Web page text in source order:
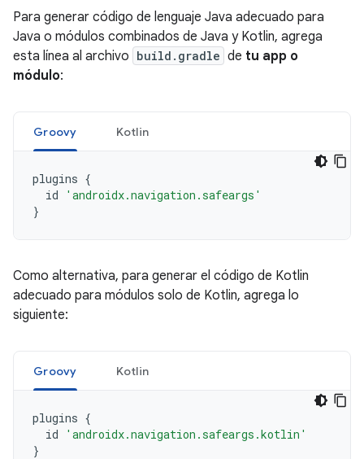
Para generar código de lenguaje Java adecuado para
Java o módulos combinados de Java y Kotlin, agrega
esta línea al archivo build.gradle de tu app o
módulo:
Groovy Kotlin
plugins {
id
'androidx.navigation.safeargs'
}
Como alternativa, para generar el código de Kotlin
adecuado para módulos solo de Kotlin, agrega lo
siguiente:
Groovy Kotlin
plugins {
id
'androidx.navigation.safeargs.kotlin'
}